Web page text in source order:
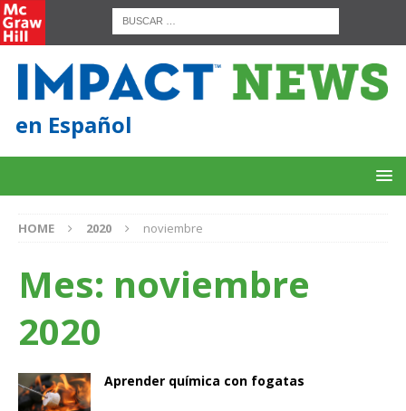
en Español
HOME 2020 noviembre
Mes: noviembre
2020
Aprender química con fogatas